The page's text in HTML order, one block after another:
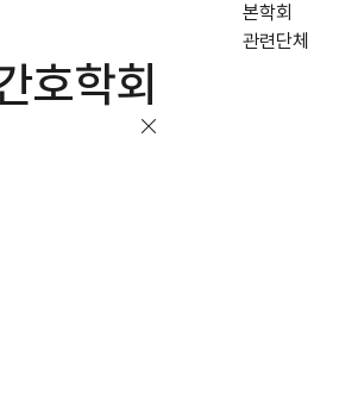
본학회
관련단체
호학회